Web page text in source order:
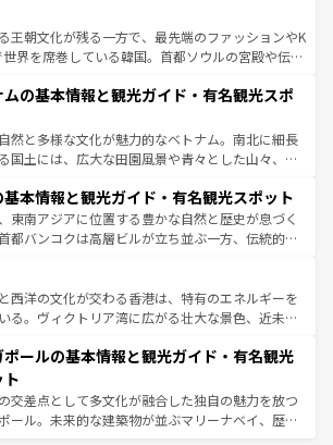
ンツ一覧
クティビティも充実しており、サーフィンやダイ
ハイキングなど、アウトドア好きにはたまらな
ストラリアの多彩な魅力を存分に味わいつくそ
ほしい。
ひつな山岳地帯である台湾東部など、都市の喧騒
静けさが共存しており、訪れる人に新しい発見と
たらしてくれる。また、奥深い台湾の食文化も魅
いと評判のスイーツなど、バラエティ豊かな料理
しい。
王朝文化が残る一方で、最先端のファッションやK
界を席巻している韓国。首都ソウルの宮殿や伝統
に足を延ばせば四季折々の自然美を楽しむことが
そして、キムチや焼肉、絶品のストリートフード
まざまな韓国料理が待っている。夜には、韓国な
ナイトライフも堪能できる。あたたかいホスピタ
わってみてほしい。 なお、新着の韓国情報はコンテンツ一
してほしい。
の基本情報と観光ガイド・有名観光スポ
然と多様な文化が魅力的なベトナム。南北に細長
国土には、広大な田園風景や青々とした山々、世
展と共に伝統が息づく。ハノイの古い町並みやホ
市のフランス統治時代の建物も、独特の雰囲気を
ている。また、バラエティの豊かさとおいしさで
ォーやバインミー、ベトナムコーヒーなどは、ぜ
味わいたい。どの地域を訪れてもあたたかい人々
を迎えてくれるので、きっと忘れられない旅にな
ほしい。
基本情報と観光ガイド・有名観光スポット
東南アジアに位置する豊かな自然と歴史が息づく
都バンコクは高層ビルが立ち並ぶ一方、伝統的な
交差している。北部ではチェンマイなどの山岳地
と触れ合い、南部ではプーケットやクラビの美し
でリゾート気分を楽しむことができる。タイ料理
気候は一年中温暖で、どの季節にも異なる楽しみ
いる。親しみやすいタイの人々、仏教を中心とし
そして多様な観光資源が、訪れる旅人を魅了し続
ける。 なお、新着のタイ情報はコンテンツ一覧を参照して
西洋の文化が交わる香港は、特有のエネルギーを
る。ヴィクトリア湾に広がる壮大な景色、近未来
を訪れても感動するはず。観光スポットが密集し
効率よく見どころを回れるのも魅力。息をのむよ
から文化的な体験まで、香港を存分に楽しみ尽く
そう。 なお、新着の香港情報はコンテンツ一覧を参照して
ポールの基本情報と観光ガイド・有名観光
ト
交差点として多文化が融合した独自の魅力を放つ
ール。未来的な建築物が並ぶマリーナベイ、歴史